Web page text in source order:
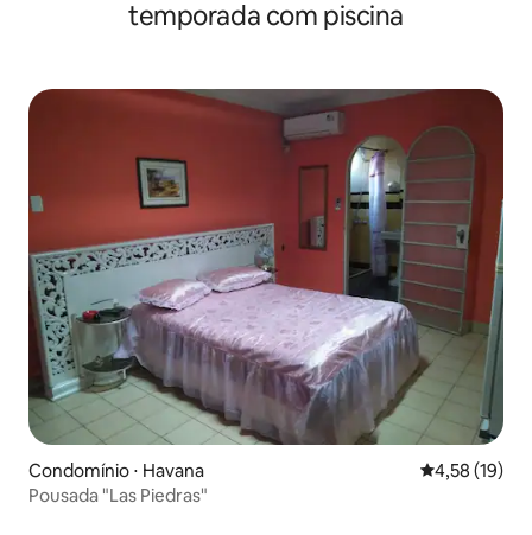
temporada com piscina
Condomínio ⋅ Havana 4,58 de uma
4,58 (19)
Pousada "Las Piedras"